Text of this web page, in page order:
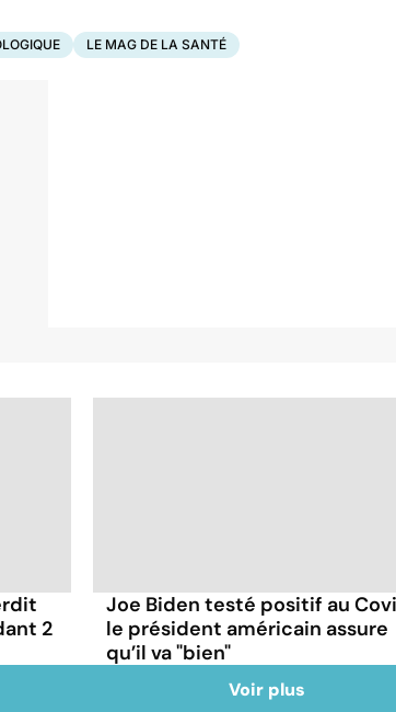
LE MAG DE LA SANTÉ
2
Joe Biden testé positif au
le président américain assure
qu’il va "bien"
Voir plus